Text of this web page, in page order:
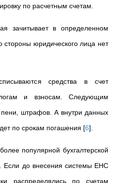
по расчетным счетам.
зачитывает в определенном
стороны юридического лица нет
средства в счет
и взносам. Следующим
штрафов. А внутри данных
по срокам погашения [6]
популярной бухгалтерской
Если до внесения системы ЕНС
распределялись по счетам